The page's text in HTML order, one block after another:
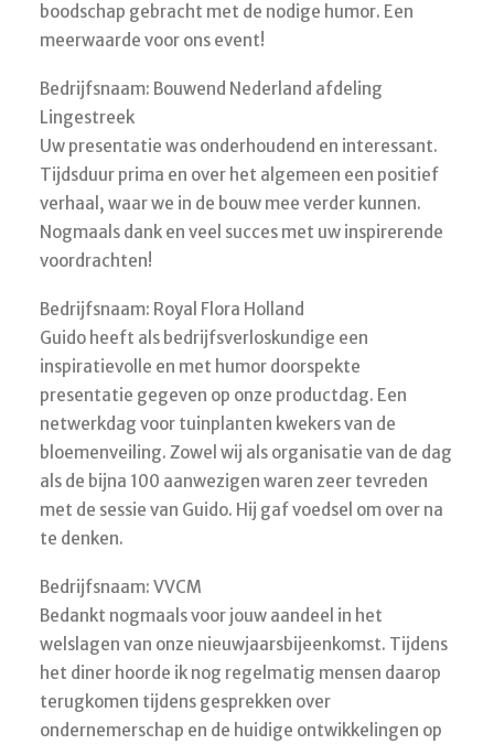
boodschap gebracht met de nodige humor. Een
meerwaarde voor ons event!
Bedrijfsnaam: Bouwend Nederland afdeling
Lingestreek
Uw presentatie was onderhoudend en interessant.
Tijdsduur prima en over het algemeen een positief
verhaal, waar we in de bouw mee verder kunnen.
Nogmaals dank en veel succes met uw inspirerende
voordrachten!
Bedrijfsnaam: Royal Flora Holland
Guido heeft als bedrijfsverloskundige een
inspiratievolle en met humor doorspekte
presentatie gegeven op onze productdag. Een
netwerkdag voor tuinplanten kwekers van de
bloemenveiling. Zowel wij als organisatie van de dag
als de bijna 100 aanwezigen waren zeer tevreden
met de sessie van Guido. Hij gaf voedsel om over na
te denken.
Bedrijfsnaam: VVCM
Bedankt nogmaals voor jouw aandeel in het
welslagen van onze nieuwjaarsbijeenkomst. Tijdens
het diner hoorde ik nog regelmatig mensen daarop
terugkomen tijdens gesprekken over
ondernemerschap en de huidige ontwikkelingen op